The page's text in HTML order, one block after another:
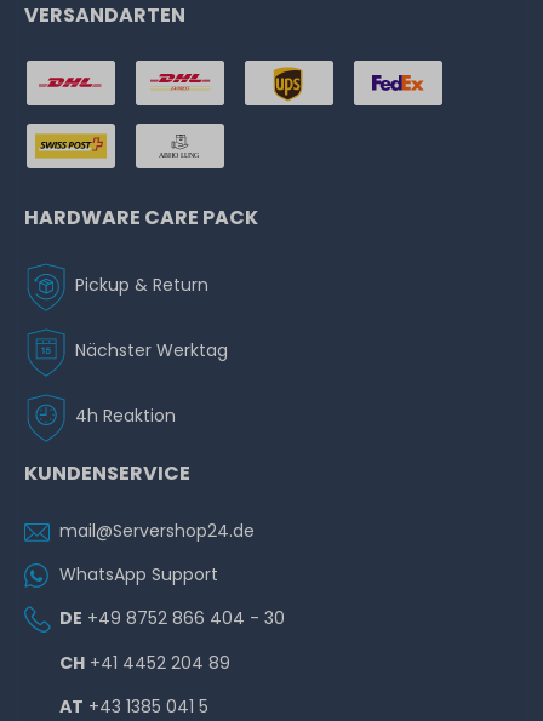
VERSANDARTEN
HARDWARE CARE PACK
Pickup & Return
Nächster Werktag
4h Reaktion
KUNDENSERVICE
mail@Servershop24.de
WhatsApp Support
DE +49 8752 866 404 - 30
CH +41 4452 204 89
AT +43 1385 041 5